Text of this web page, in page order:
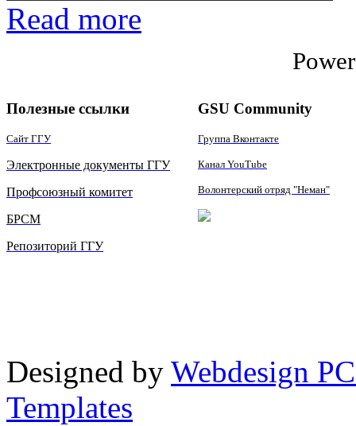
Read more
Полезные ссылки
Сайт ГГУ
Электронные документы ГГУ
Профсоюзный комитет
БРСМ
Репозиторий ГГУ
GSU Community
Группа Вконтакте
Канал YouTube
Волонтерский отряд "Неман"
Designed by Webdesign
Templates